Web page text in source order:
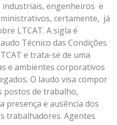
industriais, engenheiros e
certamente, já
LTCAT. A sigla é
Técnico das Condições
e trata-se de uma
e ambientes corporativos
O laudo visa compor
postos de trabalho,
presença e ausência dos
trabalhadores. Agentes